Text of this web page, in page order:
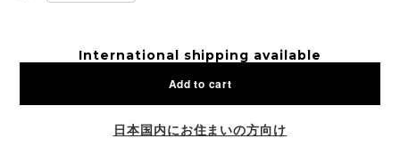
International shipping available
Add to cart
日本国内にお住まいの方向け